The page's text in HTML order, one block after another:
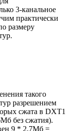
3-канальное
практически
размеру
такого
разрешением
сжата в DXT1
без сжатия).
9 * 2.7Мб =